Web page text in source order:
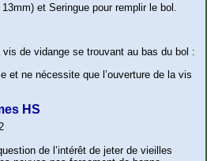
et Seringue pour remplir le bol.
vis de vidange se trouvant au bas du bol :
et ne nécessite que l’ouverture de la vis
HS
de l’intérêt de jeter de vieilles